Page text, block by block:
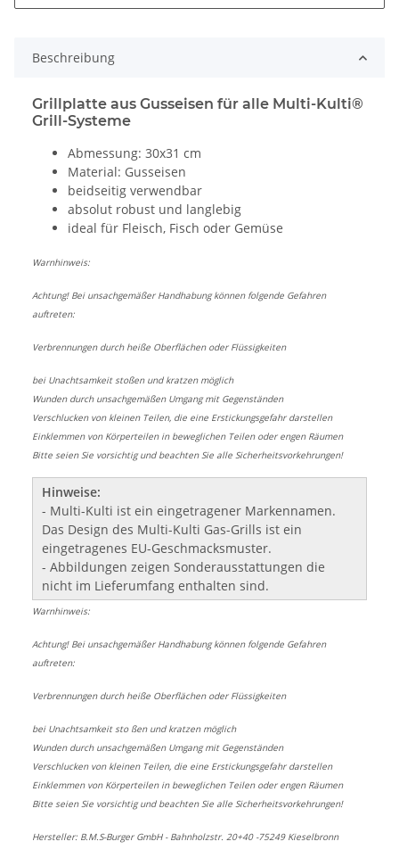
Beschreibung
Grillplatte aus Gusseisen für alle Multi-Kulti®
Grill-Systeme
Abmessung: 30x31 cm
Material: Gusseisen
beidseitig verwendbar
absolut robust und langlebig
ideal für Fleisch, Fisch oder Gemüse
Warnhinweis:
Achtung! Bei unsachgemäßer Handhabung können folgende Gefahren
auftreten:
Verbrennungen durch heiße Oberflächen oder Flüssigkeiten
bei Unachtsamkeit stoßen und kratzen möglich
Wunden durch unsachgemäßen Umgang mit Gegenständen
Verschlucken von kleinen Teilen, die eine Erstickungsgefahr darstellen
Einklemmen von Körperteilen in beweglichen Teilen oder engen Räumen
Bitte seien Sie vorsichtig und beachten Sie alle Sicherheitsvorkehrungen!
Hinweise:
- Multi-Kulti ist ein eingetragener Markennamen.
Das Design des Multi-Kulti Gas-Grills ist ein
eingetragenes EU-Geschmacksmuster.
- Abbildungen zeigen Sonderausstattungen die
nicht im Lieferumfang enthalten sind.
Warnhinweis:
Achtung! Bei unsachgemäßer Handhabung können folgende Gefahren
auftreten:
Verbrennungen durch heiße Oberflächen oder Flüssigkeiten
bei Unachtsamkeit sto ßen und kratzen möglich
Wunden durch unsachgemäßen Umgang mit Gegenständen
Verschlucken von kleinen Teilen, die eine Erstickungsgefahr darstellen
Einklemmen von Körperteilen in beweglichen Teilen oder engen Räumen
Bitte seien Sie vorsichtig und beachten Sie alle Sicherheitsvorkehrungen!
Hersteller: B.M.S-Burger GmbH - Bahnholzstr. 20+40 -75249 Kieselbronn